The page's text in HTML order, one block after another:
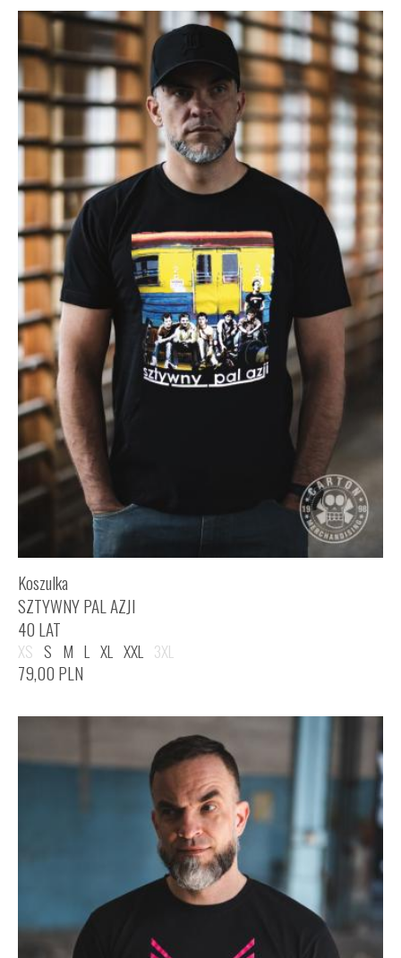
Koszulka
SZTYWNY PAL AZJI
40 LAT
XS S M L XL XXL 3XL
79,00 PLN